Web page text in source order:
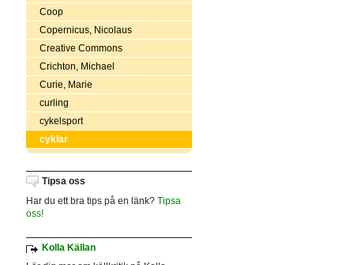
Coop
Copernicus, Nicolaus
Creative Commons
Crichton, Michael
Curie, Marie
curling
cykelsport
cyklar
Tipsa oss
Har du ett bra tips på en länk? Tipsa
oss!
Kolla Källan